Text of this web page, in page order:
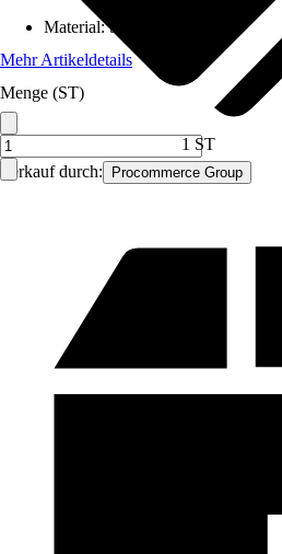
Verkauf durch: Procommerce Group
Material:Stahl
Mehr Artikeldetails
Menge (ST)
1 ST